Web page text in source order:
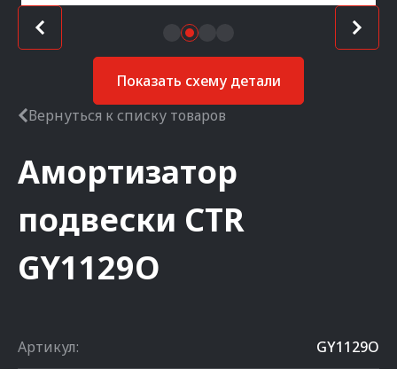
Показать схему детали
Вернуться к списку товаров
Амортизатор
подвески CTR
GY1129O
Артикул:
GY1129O